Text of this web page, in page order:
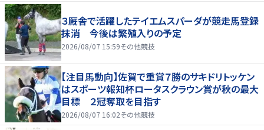
３厩舎で活躍したテイエムスパーダが競走馬登録
抹消 今後は繁殖入りの予定
2026/08/07 15:59その他競技
【注目馬動向】佐賀で重賞７勝のサキドリトッケン
はスポーツ報知杯ロータスクラウン賞が秋の最大
目標 ２冠奪取を目指す
2026/08/07 16:02その他競技